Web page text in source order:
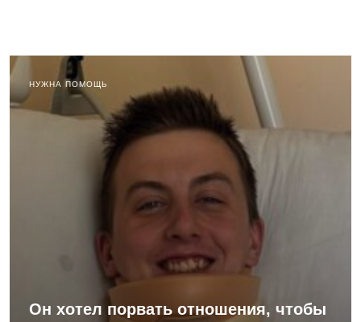
НУЖНА ПОМОЩЬ
Он хотел порвать отношения, чтобы